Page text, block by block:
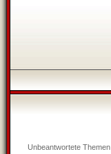
Unbeantwortete Themen